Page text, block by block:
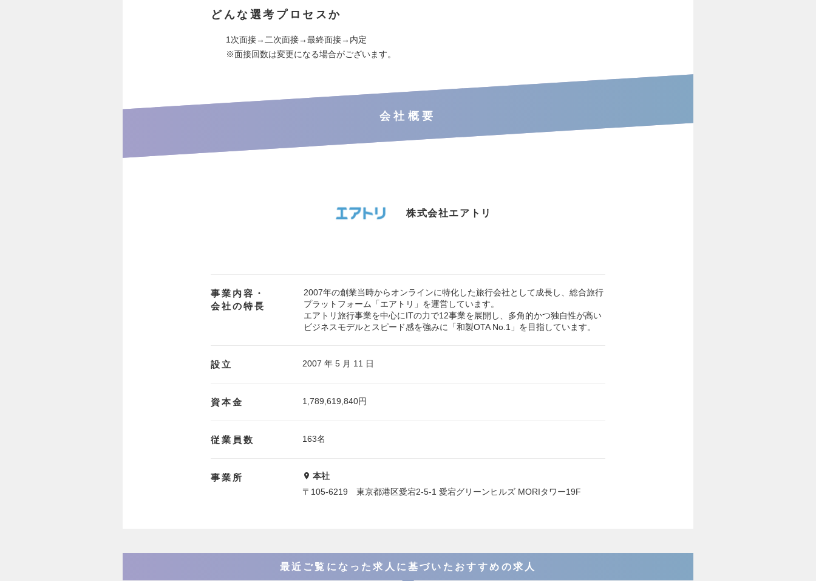
どんな選考プロセスか
1次面接→二次面接→最終面接→内定
※面接回数は変更になる場合がございます。
会社概要
株式会社エアトリ
事業内容・
会社の特長
2007年の創業当時からオンラインに特化した旅行会社として成長し、総合旅行
プラットフォーム「エアトリ」を運営しています。
エアトリ旅行事業を中心にITの力で12事業を展開し、多角的かつ独自性が高い
ビジネスモデルとスピード感を強みに「和製OTA No.1」を目指しています。
設立 2007 年 5 月 11 日
資本金 1,789,619,840円
従業員数 163名
事業所
本社
〒105-6219 東京都港区愛宕2-5-1 愛宕グリーンヒルズ MORIタワー19F
最近ご覧になった求人に基づいたおすすめの求人